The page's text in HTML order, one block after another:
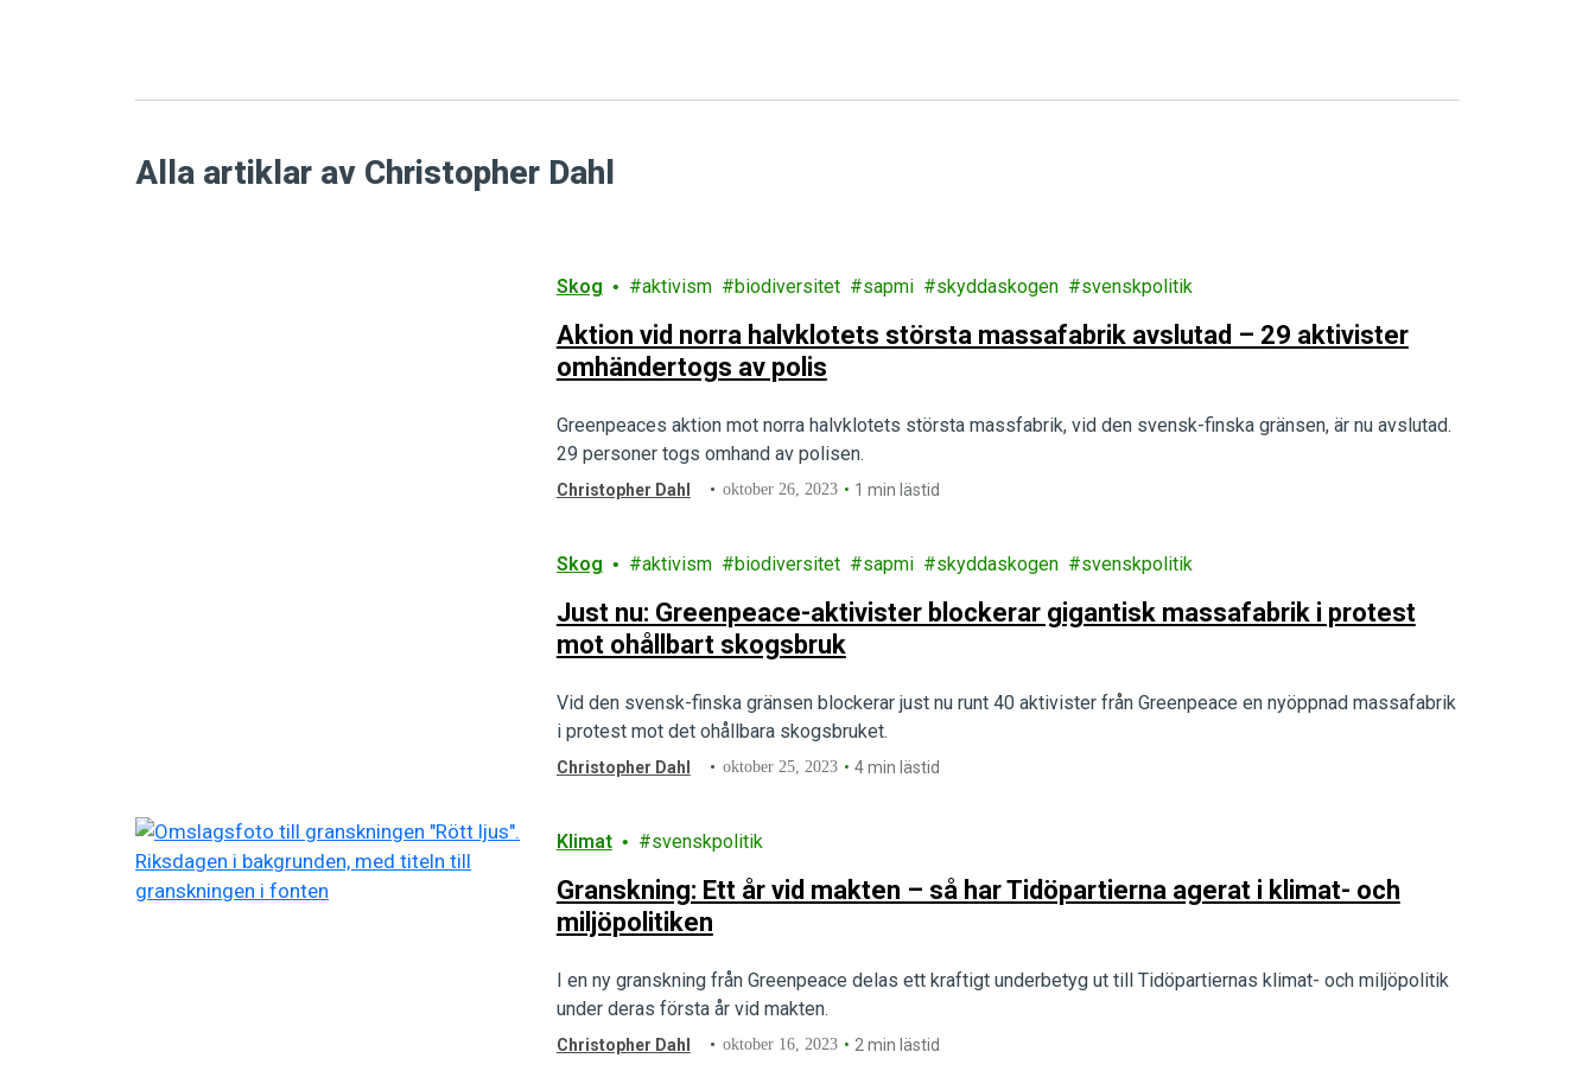
Alla artiklar av Christopher Dahl
Skog aktivism biodiversitet sapmi skyddaskogen svenskpolitik
Aktion vid norra halvklotets största massafabrik avslutad – 29 aktivister
omhändertogs av polis
Greenpeaces aktion mot norra halvklotets största massfabrik, vid den svensk-finska gränsen, är nu avslutad.
29 personer togs omhand av polisen.
Christopher Dahl oktober 26, 2023 1 min lästid
Skog aktivism biodiversitet sapmi skyddaskogen svenskpolitik
Just nu: Greenpeace-aktivister blockerar gigantisk massafabrik i protest
mot ohållbart skogsbruk
Vid den svensk-finska gränsen blockerar just nu runt 40 aktivister från Greenpeace en nyöppnad massafabrik
i protest mot det ohållbara skogsbruket.
Christopher Dahl oktober 25, 2023 4 min lästid
Klimat svenskpolitik
Granskning: Ett år vid makten – så har Tidöpartierna agerat i klimat- och
miljöpolitiken
I en ny granskning från Greenpeace delas ett kraftigt underbetyg ut till Tidöpartiernas klimat- och miljöpolitik
under deras första år vid makten.
Christopher Dahl oktober 16, 2023 2 min lästid